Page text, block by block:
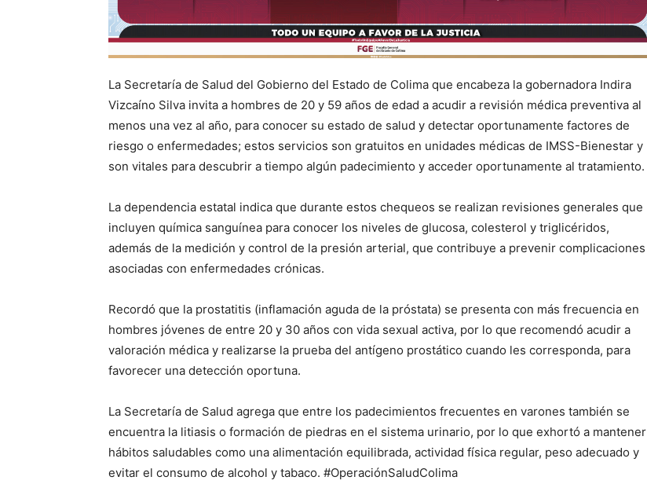
La Secretaría de Salud del Gobierno del Estado de Colima que encabeza la gobernadora Indira
Vizcaíno Silva invita a hombres de 20 y 59 años de edad a acudir a revisión médica preventiva al
menos una vez al año, para conocer su estado de salud y detectar oportunamente factores de
riesgo o enfermedades; estos servicios son gratuitos en unidades médicas de IMSS-Bienestar y
son vitales para descubrir a tiempo algún padecimiento y acceder oportunamente al tratamiento.
La dependencia estatal indica que durante estos chequeos se realizan revisiones generales que
incluyen química sanguínea para conocer los niveles de glucosa, colesterol y triglicéridos,
además de la medición y control de la presión arterial, que contribuye a prevenir complicaciones
asociadas con enfermedades crónicas.
Recordó que la prostatitis (inflamación aguda de la próstata) se presenta con más frecuencia en
hombres jóvenes de entre 20 y 30 años con vida sexual activa, por lo que recomendó acudir a
valoración médica y realizarse la prueba del antígeno prostático cuando les corresponda, para
favorecer una detección oportuna.
La Secretaría de Salud agrega que entre los padecimientos frecuentes en varones también se
encuentra la litiasis o formación de piedras en el sistema urinario, por lo que exhortó a mantener
hábitos saludables como una alimentación equilibrada, actividad física regular, peso adecuado y
evitar el consumo de alcohol y tabaco. #OperaciónSaludColima